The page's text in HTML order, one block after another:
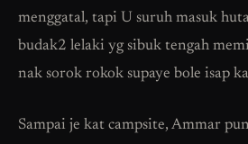
menggatal, tapi U suruh masuk
budak2 lelaki yg sibuk tengah
nak sorok rokok supaye bole isap
Sampai je kat campsite, Ammar